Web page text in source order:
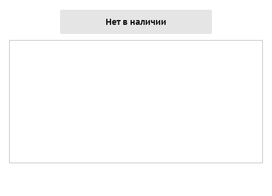
Нет в наличии